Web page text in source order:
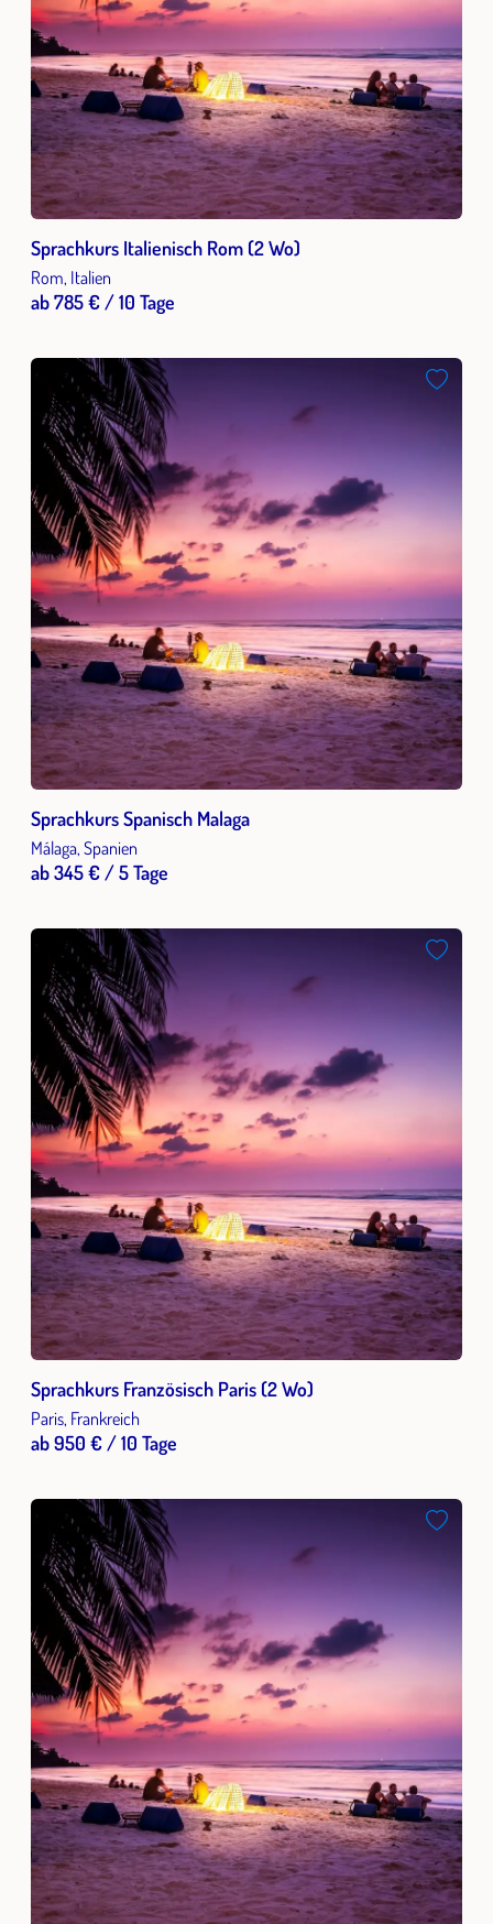
Sprachkurs Italienisch Rom (2 Wo)
Rom, Italien
ab 785 € / 10 Tage
Sprachkurs Spanisch Malaga
Málaga, Spanien
ab 345 € / 5 Tage
Sprachkurs Französisch Paris (2 Wo)
Paris, Frankreich
ab 950 € / 10 Tage